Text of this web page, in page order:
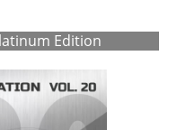
Edition